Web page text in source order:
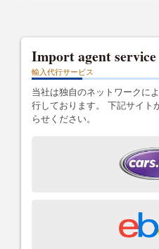
Import agent service
輸入代行サービス
当社は独自のネットワークに
行しております。 下記サイト
らせください。